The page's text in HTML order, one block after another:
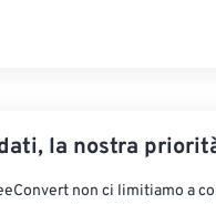
la nostra
non ci limitiamo a